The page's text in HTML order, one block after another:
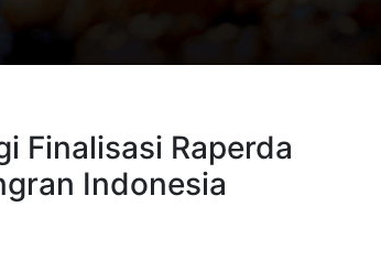
Finalisasi Raperda
Indonesia